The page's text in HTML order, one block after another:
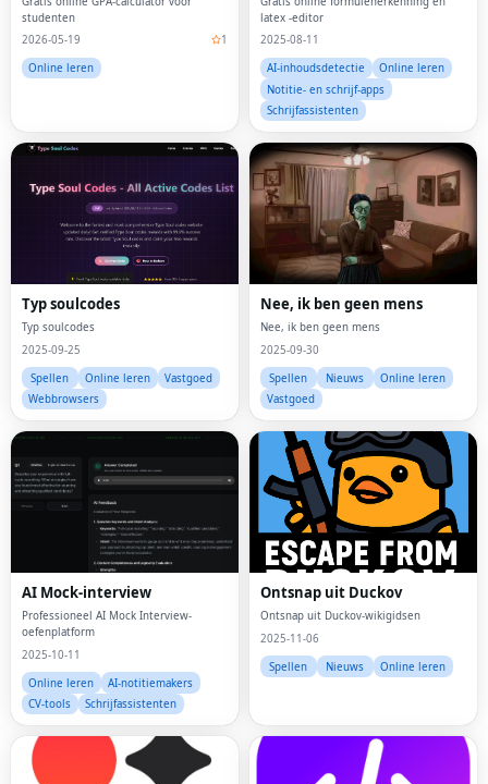
studenten
2026-05-19
1
Online leren
latex -editor
2025-08-11
AI-inhoudsdetectie
Online leren
Notitie- en schrijf-apps
Schrijfassistenten
Typ soulcodes
Typ soulcodes
2025-09-25
Spellen
Online leren
Vastgoed
Webbrowsers
Nee, ik ben geen mens
Nee, ik ben geen mens
2025-09-30
Spellen
Nieuws
Online leren
Vastgoed
AI Mock-interview
Professioneel AI Mock Interview-
oefenplatform
2025-10-11
Online leren
AI-notitiemakers
CV-tools
Schrijfassistenten
Ontsnap uit Duckov
Ontsnap uit Duckov-wikigidsen
2025-11-06
Spellen
Nieuws Online leren